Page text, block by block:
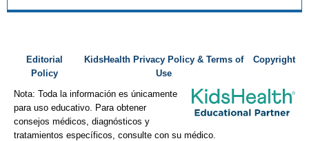
Editorial
Policy
KidsHealth Privacy Policy & Terms of
Use
Copyright
Nota: Toda la información es únicamente
para uso educativo. Para obtener
consejos médicos, diagnósticos y
tratamientos específicos, consulte con su médico.